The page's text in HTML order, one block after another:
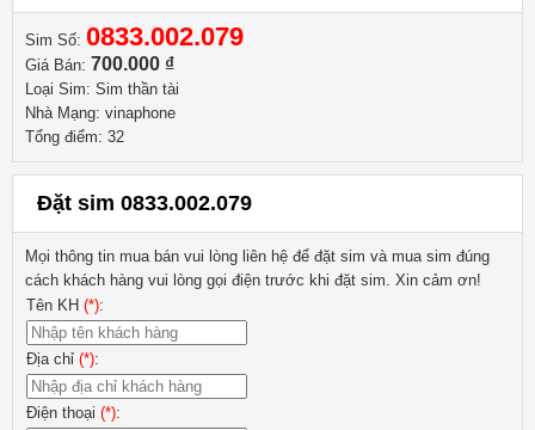
Sim Số: 0833.002.079
Giá Bán: 700.000 ₫
Loại Sim: Sim thần tài
Nhà Mạng: vinaphone
Tổng điểm: 32
Đặt sim 0833.002.079
Mọi thông tin mua bán vui lòng liên hệ để đặt sim và mua sim đúng
cách khách hàng vui lòng gọi điện trước khi đặt sim. Xin cảm ơn!
Tên KH (*):
Địa chỉ (*):
Điện thoại (*):